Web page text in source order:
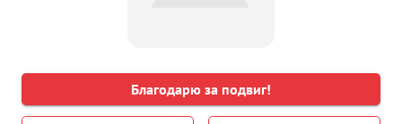
Благодарю за подвиг!